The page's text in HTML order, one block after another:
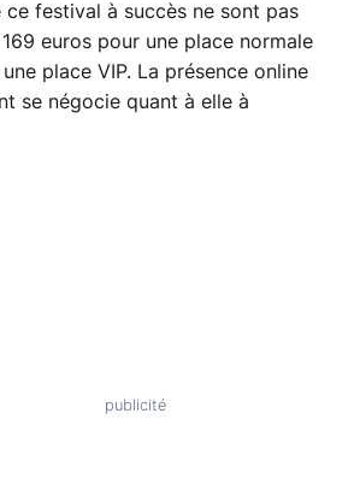
ce festival à succès ne sont pas
euros pour une place normale
place VIP. La présence online
se négocie quant à elle à